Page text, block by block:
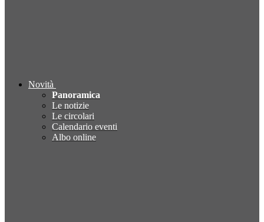
Novità
Panoramica
Le notizie
Le circolari
Calendario eventi
Albo online